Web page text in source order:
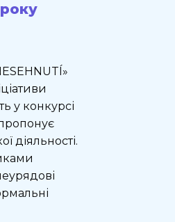
у конкурсі
діяльності.